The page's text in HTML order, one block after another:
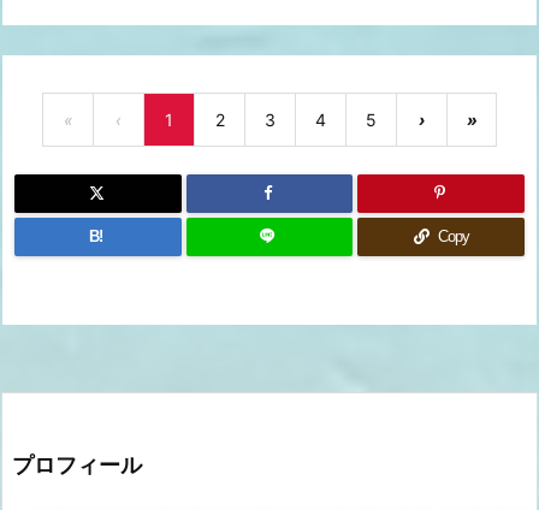
« ‹ 1 2 3 4 5 › »
B! Copy
プロフィール